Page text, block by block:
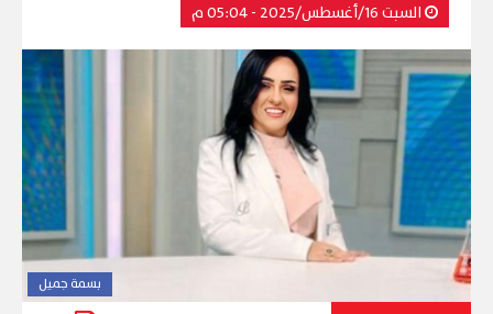
السبت 16/أغسطس/2025 - 05:04 م
بسمة جميل